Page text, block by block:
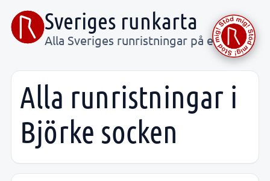
Sveriges runkarta
Alla Sveriges runristningar på ett ställe
Alla runristningar i
Björke socken